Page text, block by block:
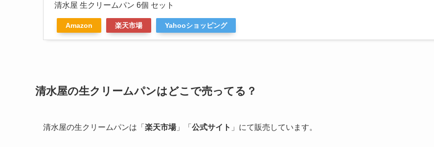
清水屋 生クリームパン 6個 セット
Amazon 楽天市場 Yahooショッピング
清水屋の生クリームパンはどこで売ってる？
清水屋の生クリームパンは「 楽天市場」「 公式サイト 」にて販売しています。